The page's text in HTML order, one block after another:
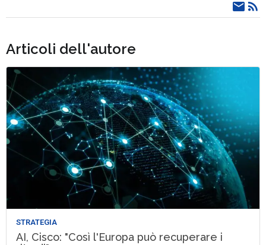
Articoli dell'autore
STRATEGIA
AI, Cisco: "Così l'Europa può recuperare i